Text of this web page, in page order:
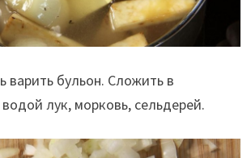
варить бульон. Сложить в
лук, морковь, сельдерей.